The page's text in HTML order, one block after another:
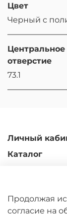
Цвет
Черный с
Центральное
отверстие
73.1
Личный
Каталог
Обмен и
Продолжая
согласие на